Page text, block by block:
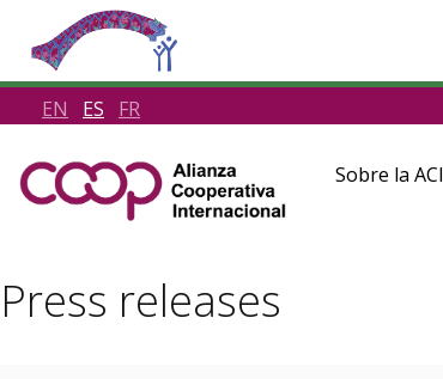
EN ES FR
Sobre la ACI
Press releases